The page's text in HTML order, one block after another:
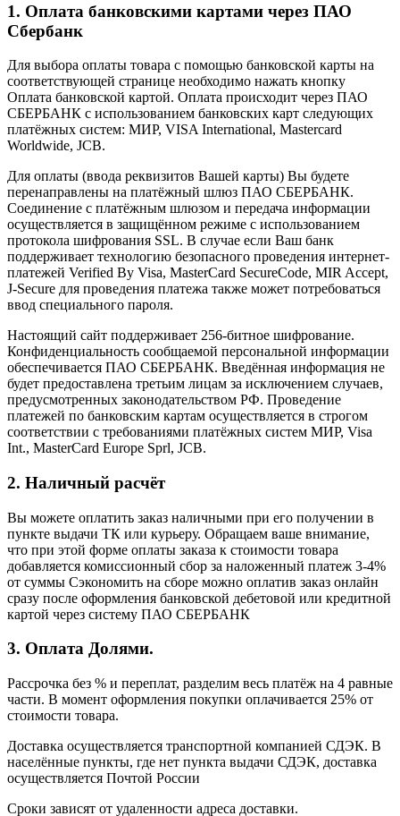
1. Оплата банковскими картами через ПАО
Сбербанк
Для выбора оплаты товара с помощью банковской карты на
соответствующей странице необходимо нажать кнопку
Оплата банковской картой. Оплата происходит через ПАО
СБЕРБАНК с использованием банковских карт следующих
платёжных систем: МИР, VISA International, Mastercard
Worldwide, JCB.
Для оплаты (ввода реквизитов Вашей карты) Вы будете
перенаправлены на платёжный шлюз ПАО СБЕРБАНК.
Соединение с платёжным шлюзом и передача информации
осуществляется в защищённом режиме с использованием
протокола шифрования SSL. В случае если Ваш банк
поддерживает технологию безопасного проведения интернет-
платежей Verified By Visa, MasterCard SecureCode, MIR Accept,
J-Secure для проведения платежа также может потребоваться
ввод специального пароля.
Настоящий сайт поддерживает 256-битное шифрование.
Конфиденциальность сообщаемой персональной информации
обеспечивается ПАО СБЕРБАНК. Введённая информация не
будет предоставлена третьим лицам за исключением случаев,
предусмотренных законодательством РФ. Проведение
платежей по банковским картам осуществляется в строгом
соответствии с требованиями платёжных систем МИР, Visa
Int., MasterCard Europe Sprl, JCB.
2. Наличный расчёт
Вы можете оплатить заказ наличными при его получении в
пункте выдачи ТК или курьеру. Обращаем ваше внимание,
что при этой форме оплаты заказа к стоимости товара
добавляется комиссионный сбор за наложенный платеж 3-4%
от суммы Сэкономить на сборе можно оплатив заказ онлайн
сразу после оформления банковской дебетовой или кредитной
картой через систему ПАО СБЕРБАНК
3. Оплата Долями.
Рассрочка без % и переплат, разделим весь платёж на 4 равные
части. В момент оформления покупки оплачивается 25% от
стоимости товара.
Доставка осуществляется транспортной компанией СДЭК. В
населённые пункты, где нет пункта выдачи СДЭК, доставка
осуществляется Почтой России
Сроки зависят от удаленности адреса доставки.